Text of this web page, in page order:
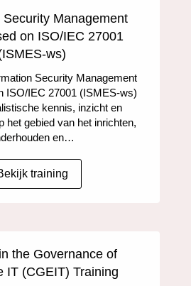
Security Management
on ISO/IEC 27001
ws)
Security Management
ISO/IEC 27001 (ISMES-ws)
kennis, inzicht en
het gebied van het inrichten,
en…
training
the Governance of
IT (CGEIT) Training